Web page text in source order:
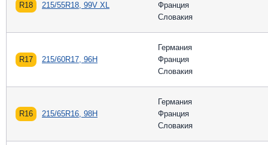
R18 215/55R18, 99V XL
Франция
Словакия
R17 215/60R17, 96H
Германия
Франция
Словакия
R16 215/65R16, 98H
Германия
Франция
Словакия